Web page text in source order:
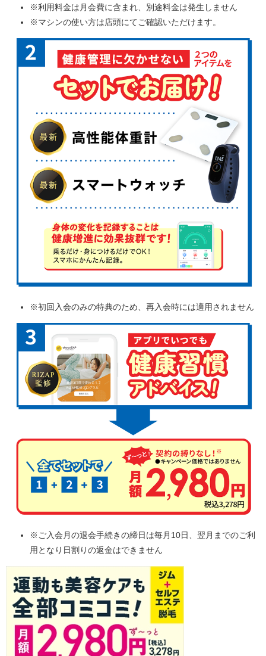
※利用料金は月会費に含まれ、別途料金は発生しません
※マシンの使い方は店頭にてご確認いただけます。
※初回入会のみの特典のため、再入会時には適用されません
※ご入会月の退会手続きの締日は毎月10日、翌月までのご利
用となり日割りの返金はできません